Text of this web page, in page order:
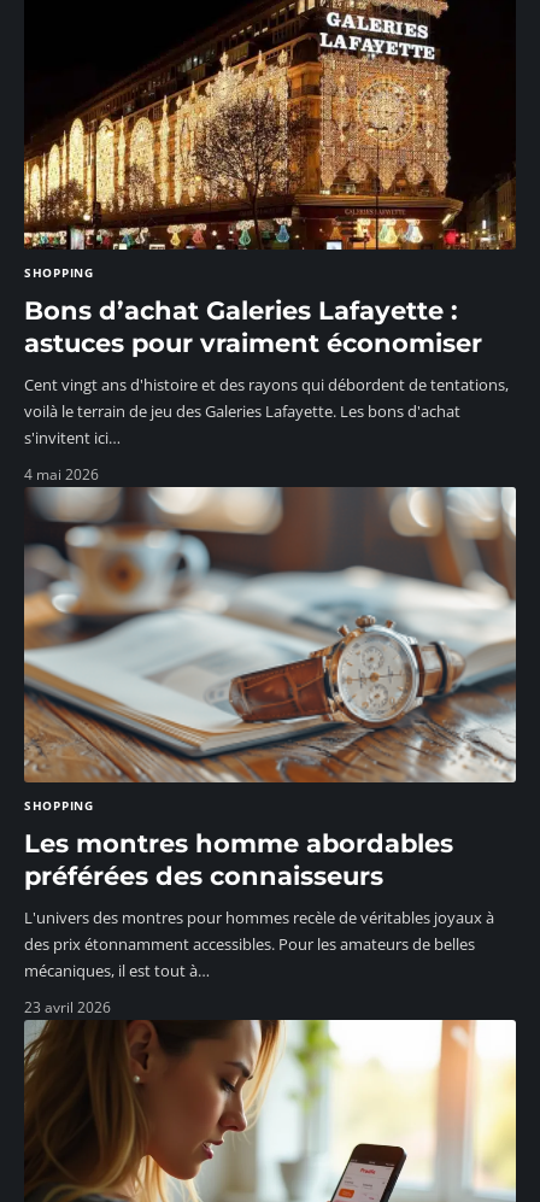
SHOPPING
Bons d’achat Galeries Lafayette :
astuces pour vraiment économiser
Cent vingt ans d'histoire et des rayons qui débordent de tentations,
voilà le terrain de jeu des Galeries Lafayette. Les bons d'achat
s'invitent ici…
4 mai 2026
SHOPPING
Les montres homme abordables
préférées des connaisseurs
L'univers des montres pour hommes recèle de véritables joyaux à
des prix étonnamment accessibles. Pour les amateurs de belles
mécaniques, il est tout à…
23 avril 2026